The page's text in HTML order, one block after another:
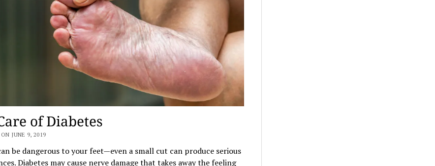
of Diabetes
JUNE 9, 2019
be dangerous to your feet—even a small cut can produce serious
Diabetes may cause nerve damage that takes away the feeling